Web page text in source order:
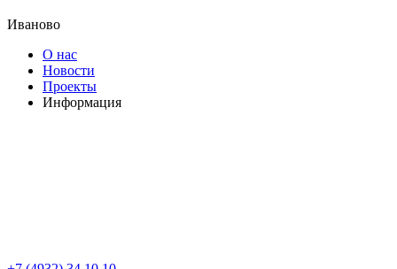
Иваново
О нас
Новости
Проекты
Информация